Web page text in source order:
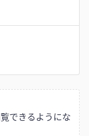
できるようにな